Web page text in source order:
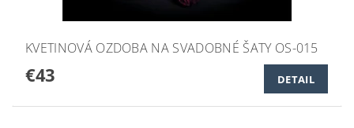
KVETINOVÁ OZDOBA NA SVADOBNÉ ŠATY OS-015
€43 DETAIL